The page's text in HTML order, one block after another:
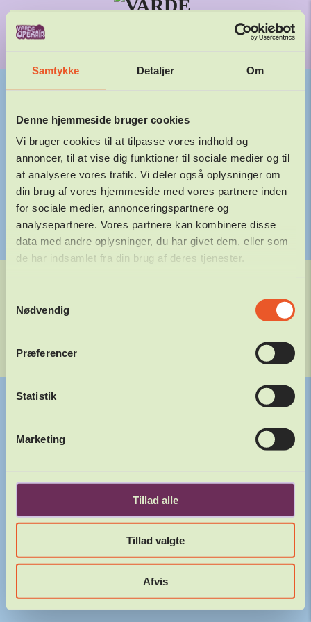
Samtykke Detaljer Om
Denne hjemmeside bruger cookies
Vi bruger cookies til at tilpasse vores indhold og
annoncer, til at vise dig funktioner til sociale medier og til
at analysere vores trafik. Vi deler også oplysninger om
din brug af vores hjemmeside med vores partnere inden
for sociale medier, annonceringspartnere og
analysepartnere. Vores partnere kan kombinere disse
data med andre oplysninger, du har givet dem, eller som
de har indsamlet fra din brug af deres tjenester.
Nødvendig
Præferencer
Statistik
Marketing
Tillad alle
Tillad valgte
Afvis
Gå til hovedindhold
29. – 31.
JULI 2027
HENNEBERG BYGGERI
APS
DANIEL
FORRIGE NÆSTE
Varde Friluftsscene, Arnbjergparken 6800 Varde
Website af